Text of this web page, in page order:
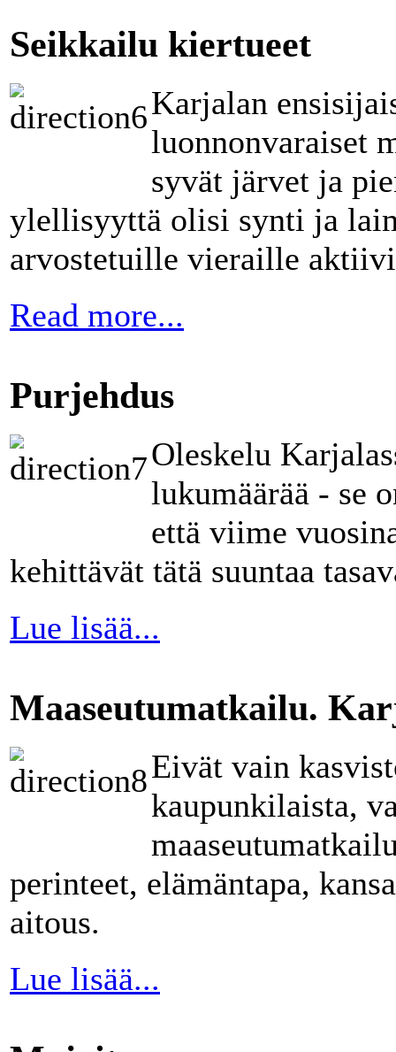
Seikkailu kiertueet
Karjalan
luonnonvaraiset
syvät järvet ja
ylellisyyttä olisi synti ja
arvostetuille vieraille
Read more...
Purjehdus
Oleskelu
lukumäärää - se
että viime
kehittävät tätä suuntaa
Lue lisää...
Maaseutumatkailu.
Eivät vain
kaupunkilaista,
perinteet, elämäntapa,
aitous.
Lue lisää...